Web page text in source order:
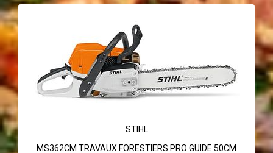
STIHL
MS362CM TRAVAUX FORESTIERS PRO GUIDE 50CM